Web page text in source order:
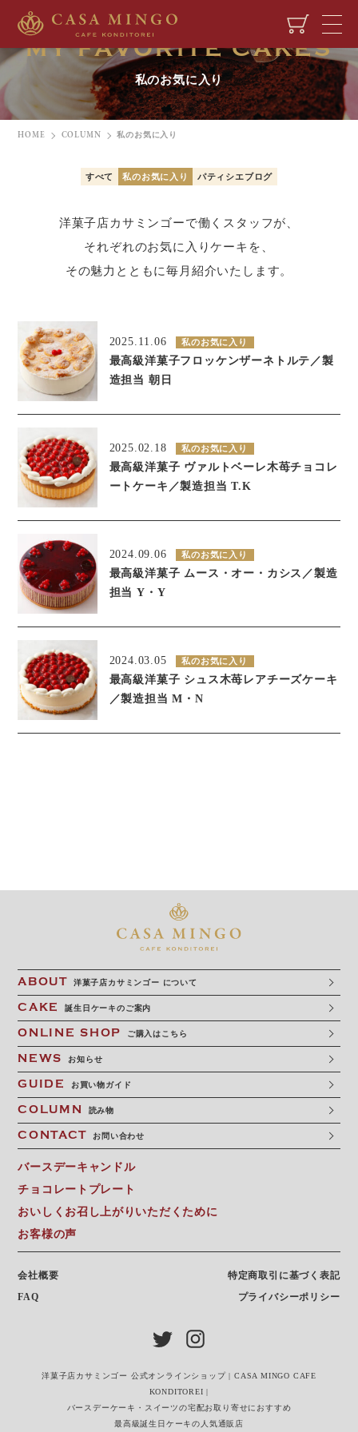
MY FAVORITE CAKES
私のお気に入り
HOME COLUMN 私のお気に入り
すべて 私のお気に入り パティシエブログ
洋菓子店カサミンゴーで働くスタッフが、
それぞれのお気に入りケーキを、
その魅力とともに毎月紹介いたします。
2025.11.06 私のお気に入り
最高級洋菓子フロッケンザーネトルテ／製
造担当 朝日
2025.02.18 私のお気に入り
最高級洋菓子 ヴァルトベーレ木苺チョコレ
ートケーキ／製造担当 T.K
2024.09.06 私のお気に入り
最高級洋菓子 ムース・オー・カシス／製造
担当 Y・Y
2024.03.05 私のお気に入り
最高級洋菓子 シュス木苺レアチーズケーキ
／製造担当 M・N
ABOUT 洋菓子店カサミンゴー について
CAKE 誕生日ケーキのご案内
ONLINE SHOP ご購入はこちら
NEWS お知らせ
GUIDE お買い物ガイド
COLUMN 読み物
CONTACT お問い合わせ
バースデーキャンドル
チョコレートプレート
おいしくお召し上がりいただくために
お客様の声
会社概要
FAQ
特定商取引に基づく表記
プライバシーポリシー
洋菓子店カサミンゴー 公式オンラインショップ | CASA MINGO CAFE
KONDITOREI |
バースデーケーキ・スイーツの宅配お取り寄せにおすすめ
最高級誕生日ケーキの人気通販店